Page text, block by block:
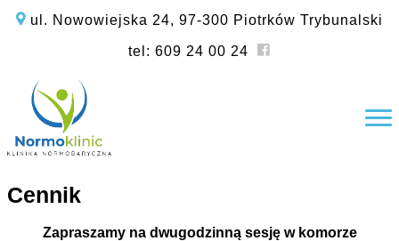
ul. Nowowiejska 24, 97-300 Piotrków Trybunalski
tel: 609 24 00 24
Cennik
Zapraszamy na dwugodzinną sesję w komorze